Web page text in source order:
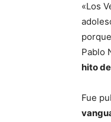
«Los
Pablo
hito
Fue